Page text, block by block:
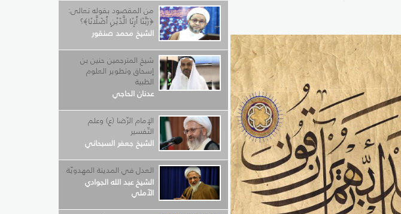
من المقصود بقوله تعالى:
﴿رَبَّنَا أَرِنَا الَّذَيْنِ أَضَلَّانَا﴾؟
الشيخ محمد صنقور
شيخ المترجمين حنين بن
إسحاق وتطوير العلوم
الطبية
عدنان الحاجي
الإمام الرّضا (ع) وعلم
التّفسير
الشيخ جعفر السبحاني
العدل في المدينة المهدويّة
الشيخ عبد الله الجوادي
الآملي